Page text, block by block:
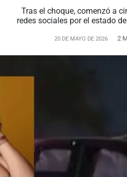
Tras el choque, comenzó a
redes sociales por el estado
20 DE MAYO DE 2026 2